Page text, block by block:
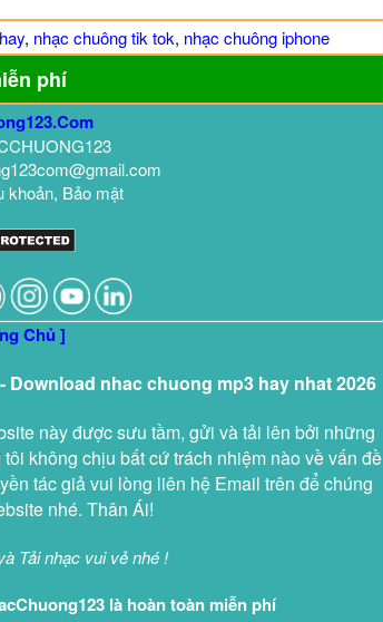
, nhạc chuông tik tok, nhạc chuông iphone
phí
khoản, Bảo mật
Chủ ]
nhac chuong mp3 hay nhat 2026
này được sưu tầm, gửi và tải lên bởi những
không chịu bất cứ trách nhiệm nào về vấn đề
tác giả vui lòng liên hệ Email trên để chúng
nhé. Thân Ái!
Tải nhạc vui vẻ nhé !
là hoàn toàn miễn phí